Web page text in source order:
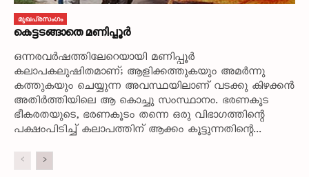
മുഖപ്രസംഗം
കെട്ടടങ്ങാതെ മണിപ്പൂർ
ഒന്നരവർഷത്തിലേറെയായി മണിപ്പൂർ
കലാപകലുഷിതമാണ്; ആളിക്കത്തുകയും അമർന്നു
കത്തുകയും ചെയ്യുന്ന അവസ്ഥയിലാണ് വടക്കു കിഴക്കൻ
അതിർത്തിയിലെ ആ കൊച്ചു സംസ്ഥാനം. ഭരണകൂട
ഭീകരതയുടെ, ഭരണകൂടം തന്നെ ഒരു വിഭാഗത്തിന്റെ
പക്ഷംപിടിച്ച് കലാപത്തിന് ആക്കം കൂട്ടുന്നതിന്റെ...